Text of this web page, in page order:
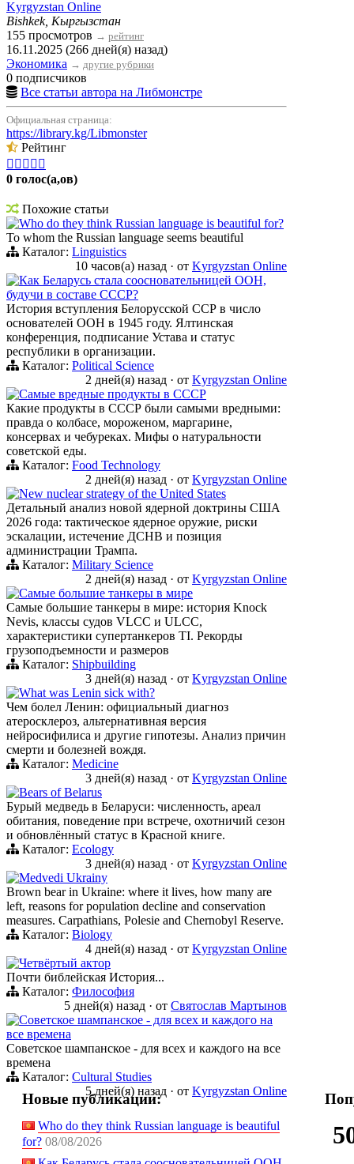
Kyrgyzstan Online
Bishkek, Кыргызстан
155 просмотров → рейтинг
16.11.2025 (266 дней(я) назад)
Экономика → другие рубрики
0 подписчиков
Все статьи автора на Либмонстре
Официальная страница:
https://library.kg/Libmonster
Рейтинг
    
0 голос(а,ов)
Похожие статьи
Who do they think Russian language is beautiful for?
To whom the Russian language seems beautiful
Каталог: Linguistics
10 часов(а) назад · от Kyrgyzstan Online
Как Беларусь стала соосновательницей ООН,
будучи в составе СССР?
История вступления Белорусской ССР в число
основателей ООН в 1945 году. Ялтинская
конференция, подписание Устава и статус
республики в организации.
Каталог: Political Science
2 дней(я) назад · от Kyrgyzstan Online
Самые вредные продукты в СССР
Какие продукты в СССР были самыми вредными:
правда о колбасе, мороженом, маргарине,
консервах и чебуреках. Мифы о натуральности
советской еды.
Каталог: Food Technology
2 дней(я) назад · от Kyrgyzstan Online
New nuclear strategy of the United States
Детальный анализ новой ядерной доктрины США
2026 года: тактическое ядерное оружие, риски
эскалации, истечение ДСНВ и позиция
администрации Трампа.
Каталог: Military Science
2 дней(я) назад · от Kyrgyzstan Online
Самые большие танкеры в мире
Самые большие танкеры в мире: история Knock
Nevis, классы судов VLCC и ULCC,
характеристики супертанкеров TI. Рекорды
грузоподъемности и размеров
Каталог: Shipbuilding
3 дней(я) назад · от Kyrgyzstan Online
What was Lenin sick with?
Чем болел Ленин: официальный диагноз
атеросклероз, альтернативная версия
нейросифилиса и другие гипотезы. Анализ причин
смерти и болезней вождя.
Каталог: Medicine
3 дней(я) назад · от Kyrgyzstan Online
Bears of Belarus
Бурый медведь в Беларуси: численность, ареал
обитания, поведение при встрече, охотничий сезон
и обновлённый статус в Красной книге.
Каталог: Ecology
3 дней(я) назад · от Kyrgyzstan Online
Medvedi Ukrainy
Brown bear in Ukraine: where it lives, how many are
left, reasons for population decline and conservation
measures. Carpathians, Polesie and Chernobyl Reserve.
Каталог: Biology
4 дней(я) назад · от Kyrgyzstan Online
Четвёртый актор
Почти библейская История...
Каталог: Философия
5 дней(я) назад · от Святослав Мартынов
Советское шампанское - для всех и каждого на
все времена
Советское шампанское - для всех и каждого на все
времена
Каталог: Cultural Studies
5 дней(я) назад · от Kyrgyzstan Online
Новые публикации:
Who do they think Russian language is beautiful
for? 08/08/2026